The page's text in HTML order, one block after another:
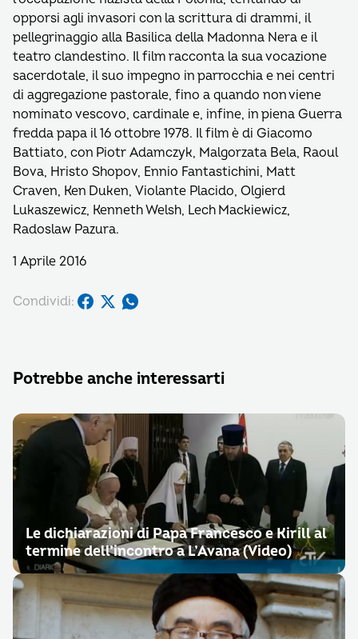
opporsi agli invasori con la scrittura di drammi, il
pellegrinaggio alla Basilica della Madonna Nera e il
teatro clandestino. Il film racconta la sua vocazione
sacerdotale, il suo impegno in parrocchia e nei centri
di aggregazione pastorale, fino a quando non viene
nominato vescovo, cardinale e, infine, in piena Guerra
fredda papa il 16 ottobre 1978. Il film è di Giacomo
Battiato, con Piotr Adamczyk, Malgorzata Bela, Raoul
Bova, Hristo Shopov, Ennio Fantastichini, Matt
Craven, Ken Duken, Violante Placido, Olgierd
Lukaszewicz, Kenneth Welsh, Lech Mackiewicz,
Radoslaw Pazura.
1 Aprile 2016
Condividi:
Potrebbe anche interessarti
Le dichiarazioni di Papa Francesco e Kirill al
termine dell’incontro a L’Avana (Video)